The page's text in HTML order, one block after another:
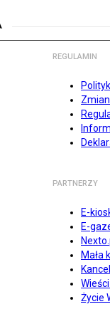
REGULAMIN
PARTNERZY
E-
E-
Mała
Życie